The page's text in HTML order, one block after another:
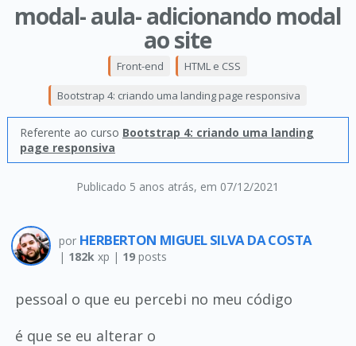
modal- aula- adicionando modal
ao site
Publicado 5 anos atrás, em 07/12/2021
Front-end HTML e CSS
Bootstrap 4: criando uma landing page responsiva
Referente ao curso Bootstrap 4: criando uma landing
page responsiva
por HERBERTON MIGUEL SILVA DA COSTA
| 182kxp | 19posts
pessoal o que eu percebi no meu código
é que se eu alterar o